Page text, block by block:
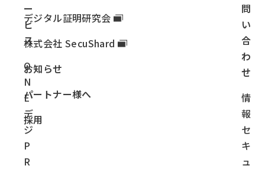
ー
ビ
ス
O
N
E
デ
ジ
P
R
デジタル証明研究会
株式会社 SecuShard
お知らせ
パートナー様へ
採用
問
い
合
わ
せ
情
報
セ
キ
ュ